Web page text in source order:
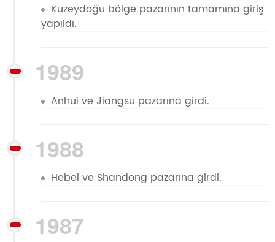
Kuzeydoğu bölge pazarının tamamına giriş
yapıldı.
1989
Anhui ve Jiangsu pazarına girdi.
1988
Hebei ve Shandong pazarına girdi.
1987